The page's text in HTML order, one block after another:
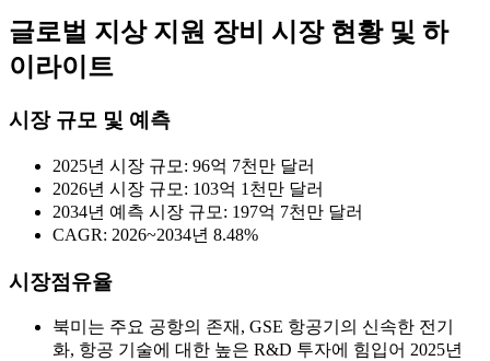
글로벌 지상 지원 장비 시장 현황 및 하
이라이트
시장 규모 및 예측
2025년 시장 규모: 96억 7천만 달러
2026년 시장 규모: 103억 1천만 달러
2034년 예측 시장 규모: 197억 7천만 달러
CAGR: 2026~2034년 8.48%
시장점유율
북미는 주요 공항의 존재, GSE 항공기의 신속한 전기
화, 항공 기술에 대한 높은 R&D 투자에 힘입어 2025년